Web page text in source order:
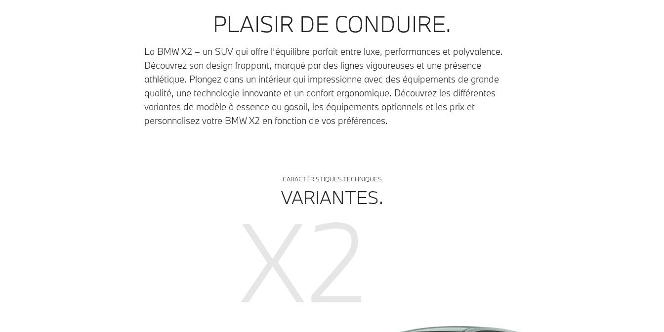
PLAISIR DE CONDUIRE.
La BMW X2 – un SUV qui offre l’équilibre parfait entre luxe, performances et polyvalence.
Découvrez son design frappant, marqué par des lignes vigoureuses et une présence
athlétique. Plongez dans un intérieur qui impressionne avec des équipements de grande
qualité, une technologie innovante et un confort ergonomique. Découvrez les différentes
variantes de modèle à essence ou gasoil, les équipements optionnels et les prix et
personnalisez votre BMW X2 en fonction de vos préférences.
CARACTÉRISTIQUES TECHNIQUES
VARIANTES.
X2